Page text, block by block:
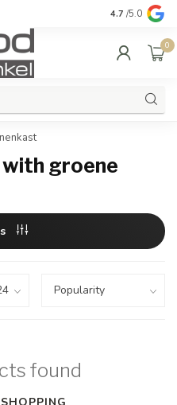
Quality &
4.7 /5.0
0
groene
found